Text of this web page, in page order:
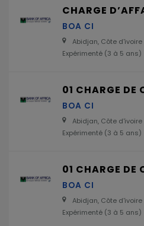
CHARGE
BOA CI
Abidjan, Côte d'ivoire
Expérimenté (3 à 5 ans)
BOA CI
Abidjan, Côte d'ivoire
Expérimenté (3 à 5 ans)
BOA CI
Abidjan, Côte d'ivoire
Expérimenté (3 à 5 ans)